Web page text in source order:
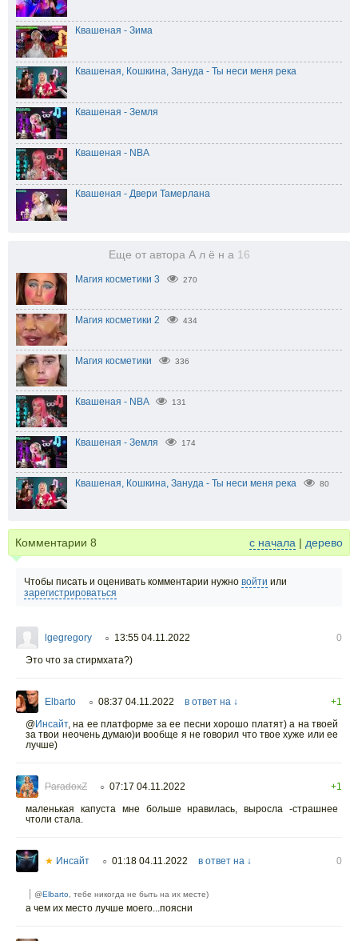
Квашеная - Зима
Квашеная, Кошкина, Зануда - Ты неси меня река
Квашеная - Земля
Квашеная - NBA
Квашеная - Двери Тамерлана
Еще от автора А л ё н а 16
Магия косметики 3 270
Магия косметики 2 434
Магия косметики 336
Квашеная - NBA 131
Квашеная - Земля 174
Квашеная, Кошкина, Зануда - Ты неси меня река 80
Комментарии 8 с начала | дерево
Чтобы писать и оценивать комментарии нужно войти или
зарегистрироваться
lgegregory ○ 13:55 04.11.2022
0
Это что за стирмхата?)
Elbarto ○ 08:37 04.11.2022 в ответ на ↓
+1
@Инсайт, на ее платформе за ее песни хорошо платят) а на твоей
за твои неочень думаю)и вообще я не говорил что твое хуже или ее
лучше)
ParadoxZ ○ 07:17 04.11.2022
+1
маленькая капуста мне больше нравилась, выросла -страшнее
чтоли стала.
★ Инсайт ○ 01:18 04.11.2022 в ответ на ↓ 0
@Elbarto , тебе никогда не быть на их месте)
а чем их место лучше моего...поясни